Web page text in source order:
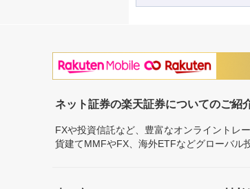
ネット証券の楽天証券についてのご紹
FXや投資信託など、豊富なオンライントレ
貨建てMMFやFX、海外ETFなどグローバル